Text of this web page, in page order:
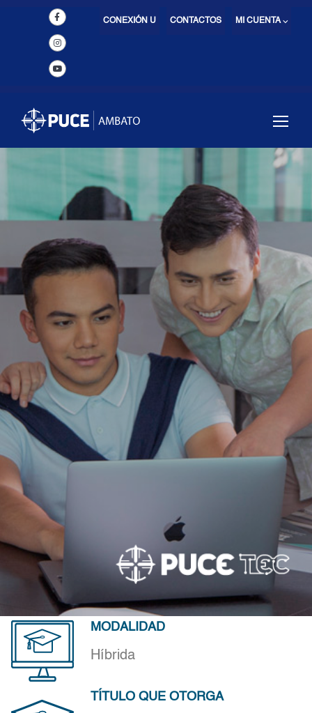
MI CUENTA ⌵
CONTACTOS
CONEXIÓN U
Tecnología Superior en Marketing
Digital
Resolución CES:RPC-SO-19-No.264-
MODALIDAD
Híbrida
TÍTULO QUE OTORGA